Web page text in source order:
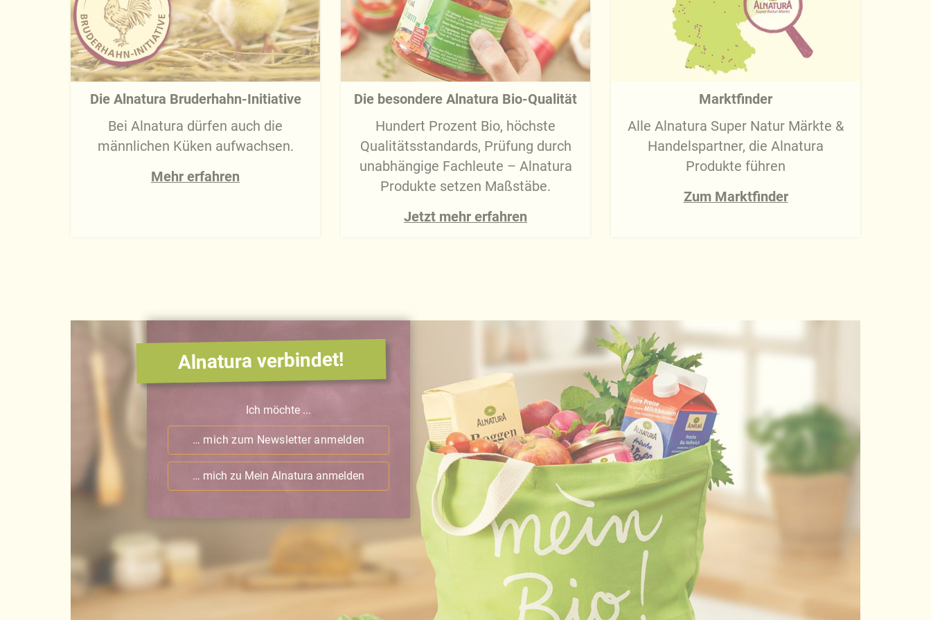
Die Alnatura Bruderhahn-Initiative
Bei Alnatura dürfen auch die
männlichen Küken aufwachsen.
Mehr erfahren
Die besondere Alnatura Bio-Qualität
Hundert Prozent Bio, höchste
Qualitätsstandards, Prüfung durch
unabhängige Fachleute – Alnatura
Produkte setzen Maßstäbe.
Jetzt mehr erfahren
Marktfinder
Alle Alnatura Super Natur Märkte &
Handelspartner, die Alnatura
Produkte führen
Zum Marktfinder
Alnatura verbindet!
Ich möchte ...
… mich zum Newsletter anmelden
… mich zu Mein Alnatura anmelden